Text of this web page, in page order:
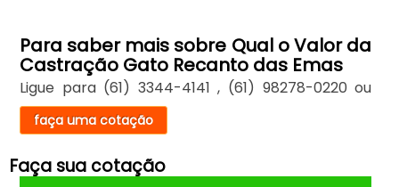
Para saber mais sobre Qual o Valor da
Castração Gato Recanto das Emas
Ligue para (61) 3344-4141 , (61) 98278-0220 ou
faça uma cotação
Faça sua cotação